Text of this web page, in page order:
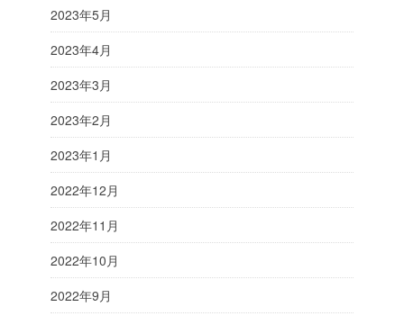
2023年5月
2023年4月
2023年3月
2023年2月
2023年1月
2022年12月
2022年11月
2022年10月
2022年9月